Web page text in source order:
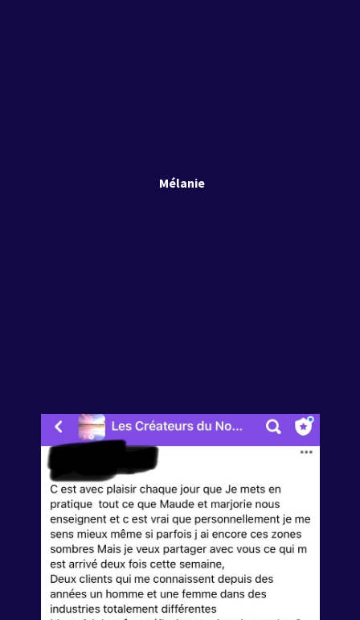
Mélanie